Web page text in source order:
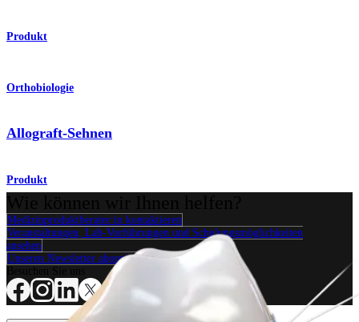
Produkt
Orthobiologie
Allograft-Sehnen
Produkt
Medizinproduktberater:in kontaktieren
Veranstaltungen, Lab-Vorführungen und Schulungsmöglichkeiten
ansehen
Unseren Newsletter abonnieren